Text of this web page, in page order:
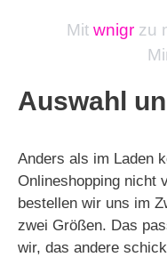
Mit wnigr zu
Auswahl
Anders als im Laden
Onlineshopping nicht
bestellen wir uns im
zwei Größen. Das
wir, das andere